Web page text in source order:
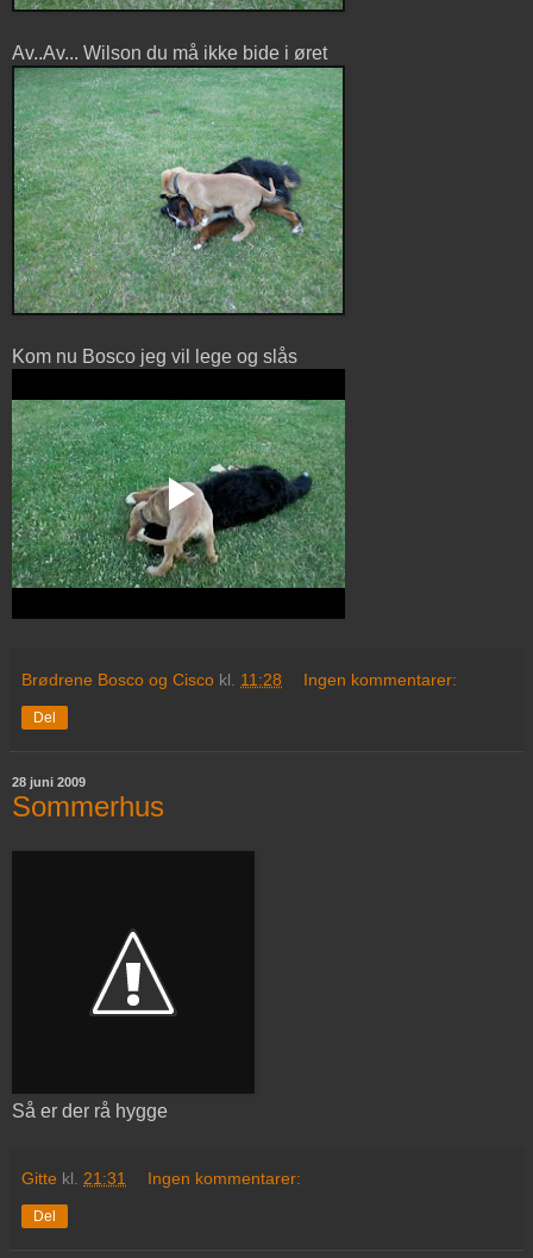
Av..Av... Wilson du må ikke bide i øret
Kom nu Bosco jeg vil lege og slås
Brødrene Bosco og Cisco kl. 11:28 Ingen kommentarer:
Del
28 juni 2009
Sommerhus
Så er der rå hygge
Gitte kl. 21:31 Ingen kommentarer:
Del